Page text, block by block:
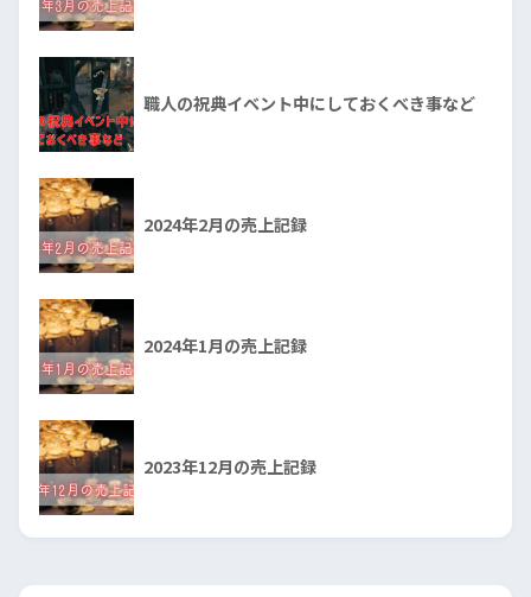
職人の祝典イベント中にしておくべき事など
2024年2月の売上記録
2024年1月の売上記録
2023年12月の売上記録